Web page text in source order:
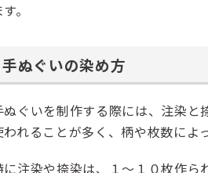
。
手ぬぐいの染め方
ぬぐいを制作する際には、注染と
われることが多く、柄や枚数によ
に注染や捺染は、１～１０枚作ら